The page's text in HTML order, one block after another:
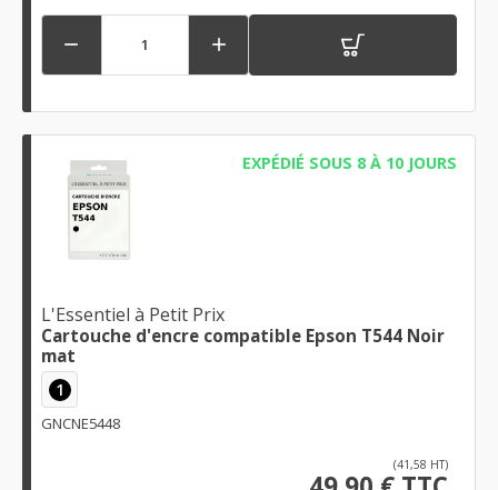
 
EXPÉDIÉ SOUS 8 À 10 JOURS
L'Essentiel à Petit Prix
Cartouche d'encre compatible Epson T544 Noir
mat
1
GNCNE5448
(41,58 HT)